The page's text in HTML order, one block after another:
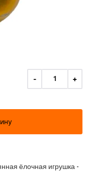
- 1 +
ёлочная игрушка -